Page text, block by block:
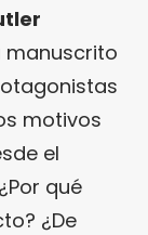
manuscrito
motivos
el
qué
¿De